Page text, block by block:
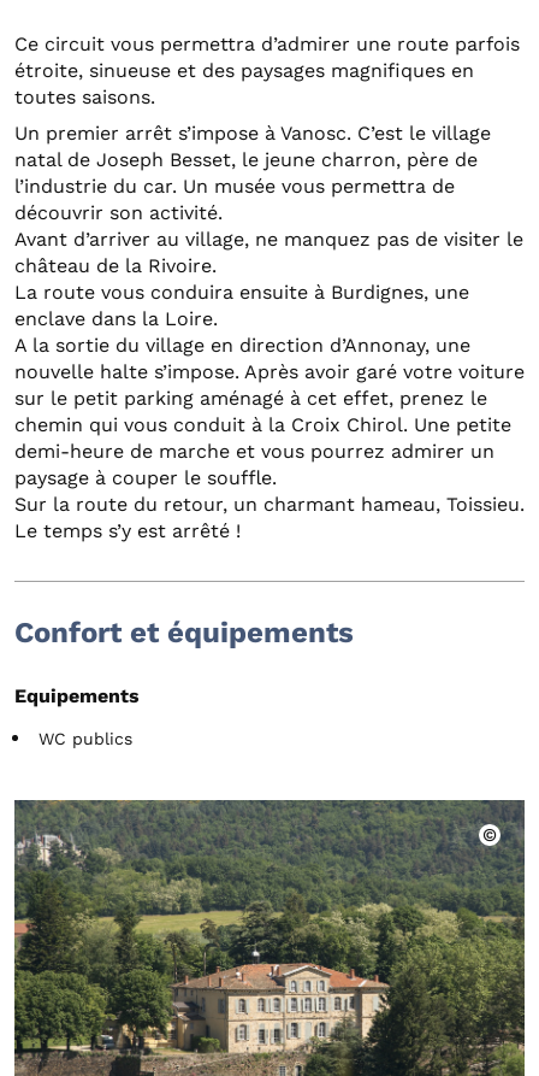
Ce circuit vous permettra d’admirer une route parfois
étroite, sinueuse et des paysages magnifiques en
toutes saisons.
Un premier arrêt s’impose à Vanosc. C’est le village
natal de Joseph Besset, le jeune charron, père de
l’industrie du car. Un musée vous permettra de
découvrir son activité.
Avant d’arriver au village, ne manquez pas de visiter le
château de la Rivoire.
La route vous conduira ensuite à Burdignes, une
enclave dans la Loire.
A la sortie du village en direction d’Annonay, une
nouvelle halte s’impose. Après avoir garé votre voiture
sur le petit parking aménagé à cet effet, prenez le
chemin qui vous conduit à la Croix Chirol. Une petite
demi-heure de marche et vous pourrez admirer un
paysage à couper le souffle.
Sur la route du retour, un charmant hameau, Toissieu.
Le temps s’y est arrêté !
Confort et équipements
Equipements
WC publics